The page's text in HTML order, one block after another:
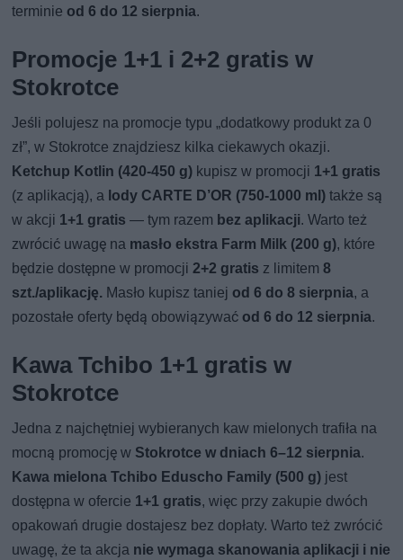
terminie od 6 do 12 sierpnia.
Promocje 1+1 i 2+2 gratis w
Stokrotce
Jeśli polujesz na promocje typu „dodatkowy produkt za 0
zł”, w Stokrotce znajdziesz kilka ciekawych okazji.
Ketchup Kotlin (420-450 g) kupisz w promocji 1+1 gratis
(z aplikacją), a lody CARTE D’OR (750-1000 ml) także są
w akcji 1+1 gratis — tym razem bez aplikacji. Warto też
zwrócić uwagę na masło ekstra Farm Milk (200 g), które
będzie dostępne w promocji2+2 gratis z limitem8
szt./aplikację. Masło kupisz taniej od 6 do 8 sierpnia, a
pozostałe oferty będą obowiązywać od 6 do 12 sierpnia.
Kawa Tchibo 1+1 gratis w
Stokrotce
Jedna z najchętniej wybieranych kaw mielonych trafiła na
mocną promocję w Stokrotce w dniach 6–12 sierpnia.
Kawa mielona Tchibo Eduscho Family (500 g) jest
dostępna w ofercie 1+1 gratis, więc przy zakupie dwóch
opakowań drugie dostajesz bez dopłaty. Warto też zwrócić
uwagę, że ta akcja nie wymaga skanowania aplikacji i nie